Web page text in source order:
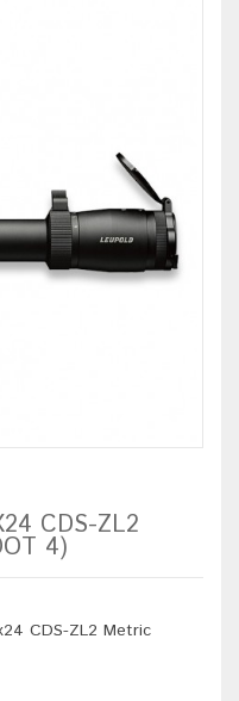
CDS-ZL2
4)
CDS-ZL2 Metric